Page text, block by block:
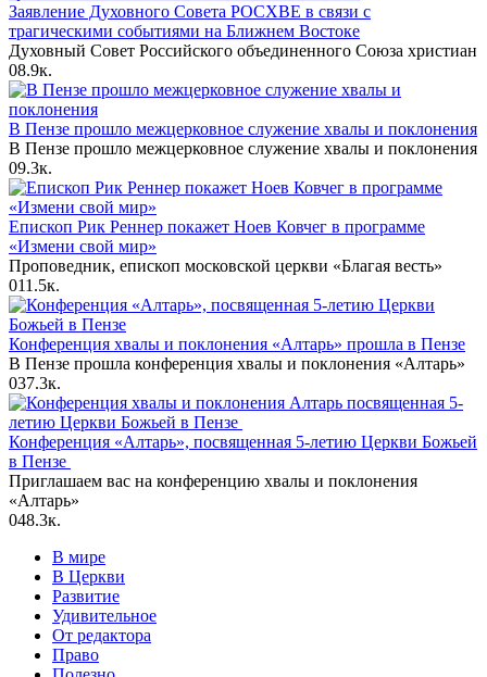
Заявление Духовного Совета РОСХВЕ в связи с
трагическими событиями на Ближнем Востоке
Духовный Совет Российского объединенного Союза христиан
08.9к.
В Пензе прошло межцерковное служение хвалы и поклонения
В Пензе прошло межцерковное служение хвалы и поклонения
09.3к.
Епископ Рик Реннер покажет Ноев Ковчег в программе
«Измени свой мир»
Проповедник, епископ московской церкви «Благая весть»
011.5к.
Конференция хвалы и поклонения «Алтарь» прошла в Пензе
В Пензе прошла конференция хвалы и поклонения «Алтарь»
037.3к.
Конференция «Алтарь», посвященная 5-летию Церкви Божьей
в Пензе
Приглашаем вас на конференцию хвалы и поклонения
«Алтарь»
048.3к.
В мире
В Церкви
Развитие
Удивительное
От редактора
Право